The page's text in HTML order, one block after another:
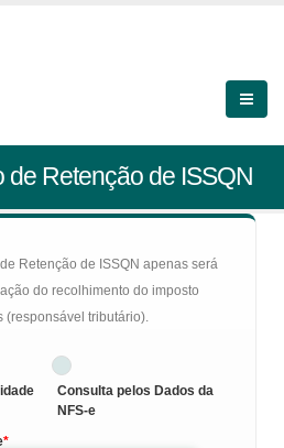
de Retenção de ISSQN
Retenção de ISSQN apenas será
do recolhimento do imposto
(responsável tributário).
Consulta pelos Dados da
NFS-e